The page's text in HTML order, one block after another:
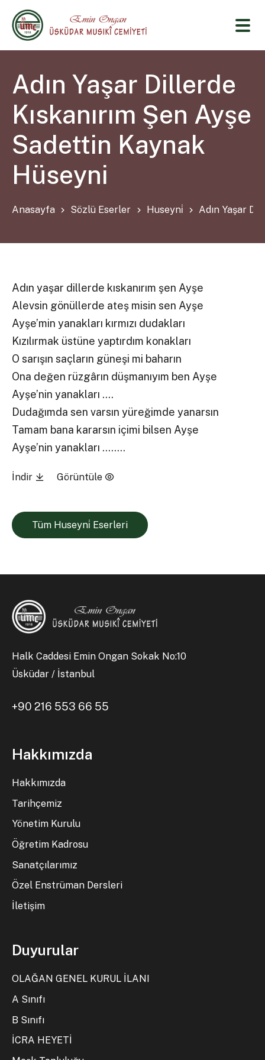
Adın Yaşar Dillerde
Kıskanırım Şen Ayşe
Sadettin Kaynak
Hüseyni
Anasayfa Sözlü Eserler Huseyni̇ Adın Yaşar
Adın yaşar dillerde kıskanırım şen Ayşe
Alevsin gönüllerde ateş misin sen Ayşe
Ayşe’min yanakları kırmızı dudakları
Kızılırmak üstüne yaptırdım konakları
O sarışın saçların güneşi mi baharın
Ona değen rüzgârın düşmanıyım ben Ayşe
Ayşe’nin yanakları ….
Dudağımda sen varsın yüreğimde yanarsın
Tamam bana kararsın içimi bilsen Ayşe
Ayşe’nin yanakları ……..
İndir Görüntüle
Tüm Huseyni̇ Eserleri
Halk Caddesi Emin Ongan Sokak No:10
Üsküdar / İstanbul
+90 216 553 66 55
Hakkımızda
Hakkımızda
Tarihçemiz
Yönetim Kurulu
Öğretim Kadrosu
Sanatçılarımız
Özel Enstrüman Dersleri
İletişim
Duyurular
OLAĞAN GENEL KURUL İLANI
A Sınıfı
B Sınıfı
İCRA HEYETİ